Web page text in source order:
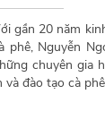
gần 20 năm
phê, Nguyễn
chuyên gia
đào tạo cà